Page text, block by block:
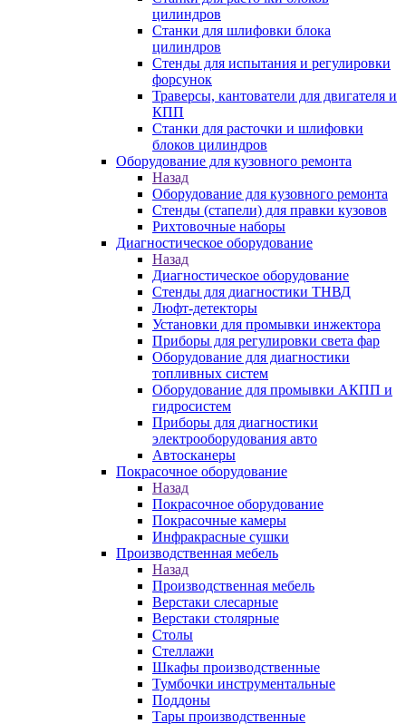
цилиндров
Станки для шлифовки блока
цилиндров
Стенды для испытания и регулировки
форсунок
Траверсы, кантователи для двигателя и
КПП
Станки для расточки и шлифовки
блоков цилиндров
Оборудование для кузовного ремонта
Назад
Оборудование для кузовного ремонта
Стенды (стапели) для правки кузовов
Рихтовочные наборы
Диагностическое оборудование
Назад
Диагностическое оборудование
Стенды для диагностики ТНВД
Люфт-детекторы
Установки для промывки инжектора
Приборы для регулировки света фар
Оборудование для диагностики
топливных систем
Оборудование для промывки АКПП и
гидросистем
Приборы для диагностики
электрооборудования авто
Автосканеры
Покрасочное оборудование
Назад
Покрасочное оборудование
Покрасочные камеры
Инфракрасные сушки
Производственная мебель
Назад
Производственная мебель
Верстаки слесарные
Верстаки столярные
Столы
Стеллажи
Шкафы производственные
Тумбочки инструментальные
Поддоны
Тары производственные